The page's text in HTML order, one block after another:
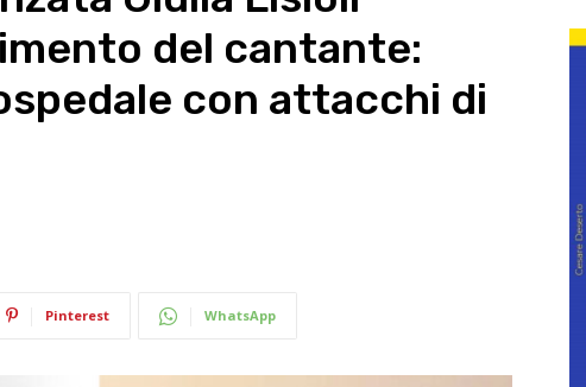
del cantante:
con attacchi di
Pinterest WhatsApp